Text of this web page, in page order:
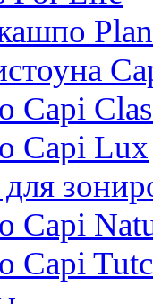
Capi
Capi Lux
Capi
Capi